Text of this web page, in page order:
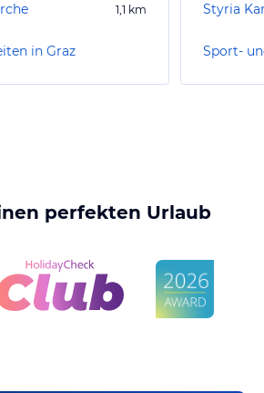
1,1 km
in Graz
Styria
Sport-
perfekten Urlaub